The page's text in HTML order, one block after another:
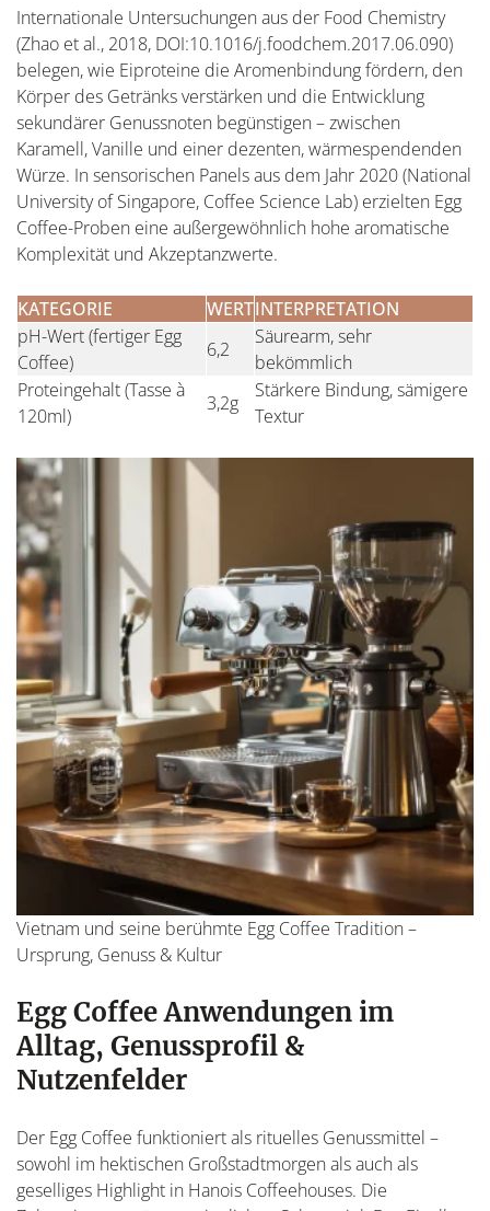
Internationale Untersuchungen aus der Food Chemistry
(Zhao et al., 2018, DOI:10.1016/j.foodchem.2017.06.090)
belegen, wie Eiproteine die Aromenbindung fördern, den
Körper des Getränks verstärken und die Entwicklung
sekundärer Genussnoten begünstigen – zwischen
Karamell, Vanille und einer dezenten, wärmespendenden
Würze. In sensorischen Panels aus dem Jahr 2020 (National
University of Singapore, Coffee Science Lab) erzielten Egg
Coffee-Proben eine außergewöhnlich hohe aromatische
Komplexität und Akzeptanzwerte.
KATEGORIE WERTINTERPRETATION
pH-Wert (fertiger Egg
Coffee)
6,2
Säurearm, sehr
bekömmlich
Proteingehalt (Tasse à
120ml)
3,2g
Stärkere Bindung, sämigere
Textur
Vietnam und seine berühmte Egg Coffee Tradition –
Ursprung, Genuss & Kultur
Egg Coffee Anwendungen im
Alltag, Genussprofil &
Nutzenfelder
Der Egg Coffee funktioniert als rituelles Genussmittel –
sowohl im hektischen Großstadtmorgen als auch als
geselliges Highlight in Hanois Coffeehouses. Die